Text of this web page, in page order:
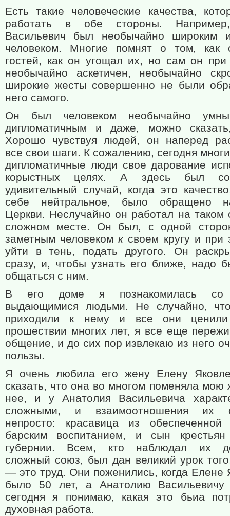
Есть такие человеческие качества,
работать в обе стороны.
Васильевич был необычайно широким
человеком. Многие помнят о том, как
гостей, как он угощал их, но сам он
необычайно аскетичен, необычайно
широкие жесты совершенно не были
него самого.
Он был человеком необычайно
дипломатичным и даже, можно
Хорошо чувствуя людей, он наперед
все свои шаги. К сожалению, сегодня
дипломатичные люди свое дарование
корыстных целях. А здесь был
удивительный случай, когда это
себе нейтральное, было обращено
Церкви. Неслучайно он работал на таком
сложном месте. Он был, с одной
заметным человекомксвоем кругу и при
уйти в тень, подать другого. Он
сразу, и, чтобы узнать его ближе, надо
общаться с ним.
В его доме я познакомилась со
выдающимися людьми. Не случайно,
приходили к нему и все они
прошествии многих лет, я все еще
общение, и до сих пор извлекаю из него
пользы.
Я очень любила его жену Елену
сказать, что она во многом поменяла мою
нее, и у Анатолия Васильевича
сложными, и взаимоотношения их
непросто: красавица из
барским воспитанием, и сын крестьян
губернии. Всем, кто наблюдал их
сложный союз, был дан великий урок
— это труд. Они поженились, когда Елене
было 50 лет, а Анатолию
сегодня я понимаю, какая это бьиа
духовная работа.